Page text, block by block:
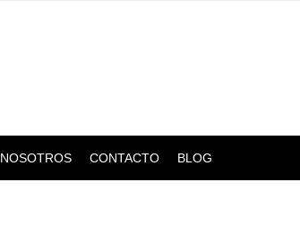
NOSOTROS CONTACTO BLOG